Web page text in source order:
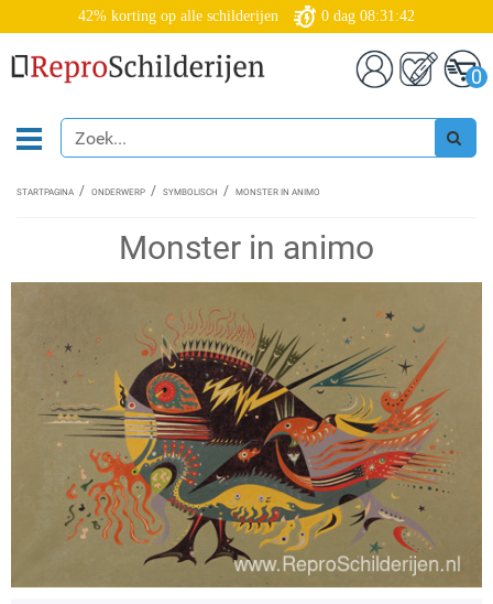
42% korting op alle schilderijen 0 dag 08:31:42
0
STARTPAGINA ONDERWERP SYMBOLISCH MONSTER IN ANIMO
Monster in animo